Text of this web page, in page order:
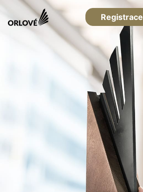
Registrace